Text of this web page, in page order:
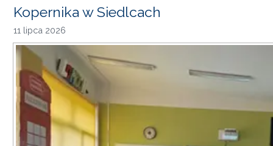
Kopernika w Siedlcach
11 lipca 2026